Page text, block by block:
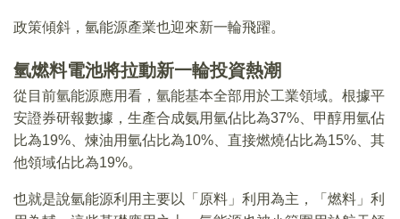
政策傾斜，氫能源產業也迎來新一輪飛躍。
氫燃料電池將拉動新一輪投資熱潮
從目前氫能源應用看，氫能基本全部用於工業領域。根據平
安證券研報數據，生產合成氨用氫佔比為37%、甲醇用氫佔
比為19%、煉油用氫佔比為10%、直接燃燒佔比為15%、其
他領域佔比為19%。
也就是說氫能源利用主要以「原料」利用為主，「燃料」利